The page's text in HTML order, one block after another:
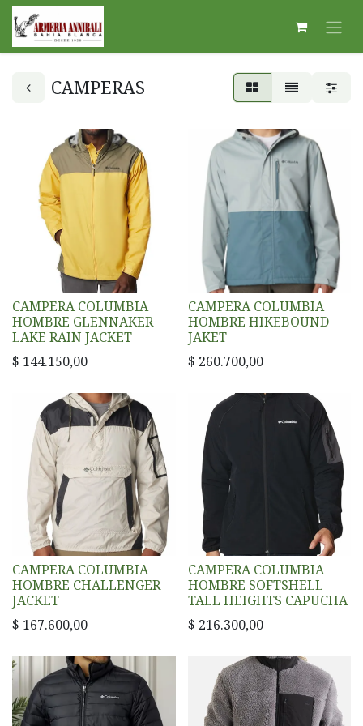
CAMPERAS
CAMPERA COLUMBIA
HOMBRE GLENNAKER
LAKE RAIN JACKET
$ 144.150,00
CAMPERA COLUMBIA
HOMBRE HIKEBOUND
JAKET
$ 260.700,00
CAMPERA COLUMBIA
HOMBRE CHALLENGER
JACKET
$ 167.600,00
CAMPERA COLUMBIA
HOMBRE SOFTSHELL
TALL HEIGHTS CAPUCHA
$ 216.300,00